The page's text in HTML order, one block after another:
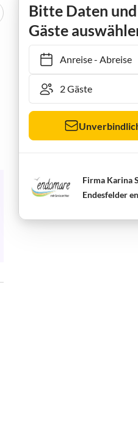
Bitte Daten
Gäste
Anreise- Abreise
Firma Karina
Endesfelder